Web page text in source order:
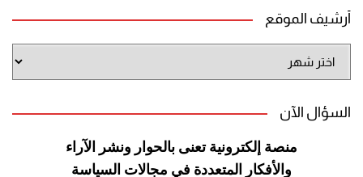
أرشيف الموقع
الموقع
السؤال الآن
منصة إلكترونية تعنى بالحوار ونشر الآراء
والأفكار المتعددة في مجالات السياسة